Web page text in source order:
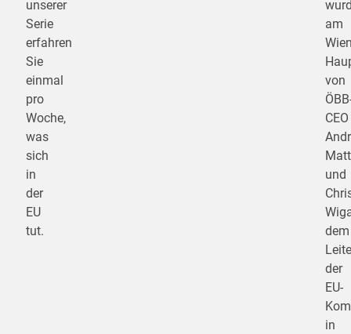
unserer
Serie
erfahren
Sie
einmal
pro
Woche,
was
sich
in
der
EU
tut.
am
von
CEO
und
dem
der
EU-
in